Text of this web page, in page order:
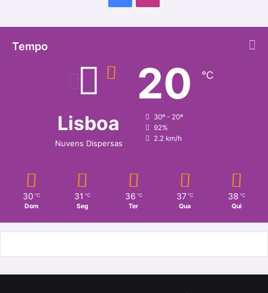
Tempo
Lisboa
Nuvens Dispersas
20 ℃
30º - 20º
92%
2.2 km/h
30 ℃
Dom
31 ℃
Seg
36 ℃
Ter
37 ℃
Qua
38 ℃
Qui